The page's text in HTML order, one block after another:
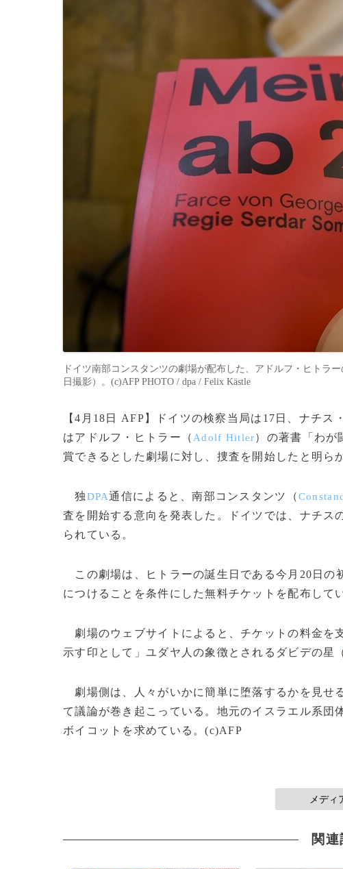
ドイツ南部コンスタンツの劇場が配布した、アドルフ・ヒトラ
日撮影）。(c)AFP PHOTO / dpa / Felix Kästle
【4月18日 AFP】ドイツの検察当局は17日、ナチス
はアドルフ・ヒトラー（ Adolf Hitler）の著書「わが
賞できるとした劇場に対し、捜査を開始したと明ら
独DPA通信によると、南部コンスタンツ（
査を開始する意向を発表した。ドイツでは、ナチス
られている。
この劇場は、ヒトラーの誕生日である今月20日の
につけることを条件にした無料チケットを配布して
劇場のウェブサイトによると、チケットの料金を
示す印として」ユダヤ人の象徴とされるダビデの星
劇場側は、人々がいかに簡単に堕落するかを見せ
て議論が巻き起こっている。地元のイスラエル系
ボイコットを求めている。(c)AFP
メディ
関連